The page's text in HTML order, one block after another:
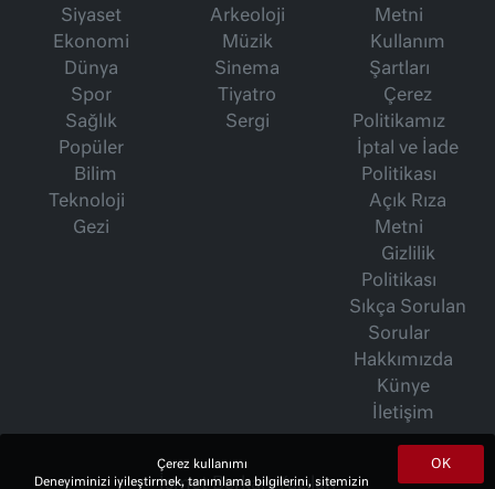
Siyaset
Ekonomi
Dünya
Spor
Sağlık
Popüler
Bilim
Teknoloji
Gezi
Arkeoloji
Müzik
Sinema
Tiyatro
Sergi
Metni
Kullanım
Şartları
Çerez
Politikamız
İptal ve İade
Politikası
Açık Rıza
Metni
Gizlilik
Politikası
Sıkça Sorulan
Sorular
Hakkımızda
Künye
İletişim
İsmet Berkan Yazıları
OK
Çerez kullanımı
Deneyiminizi iyileştirmek, tanımlama bilgilerini, sitemizin